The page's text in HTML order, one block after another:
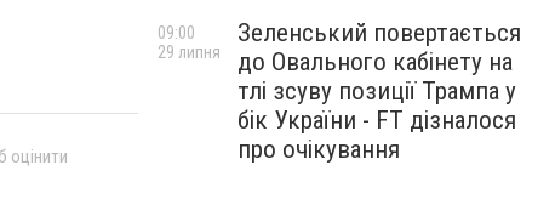
оцінити
Зеленський повертається
до Овального кабінету на
тлі зсуву позиції Трампа у
бік України - FT дізналося
про очікування
09:00
29 липня